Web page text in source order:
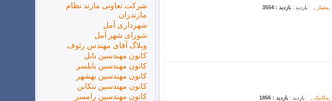
معمار بازدید : بازدید : 3554
مکانیک بازدید : بازدید : 1856
شرکت تعاونی مازند نظام
مازندران
شهرداری آمل
شورای شهر آمل
وبلاگ آقای مهندس رئوف
کانون مهندسین بابل
کانون مهندسین بابلسر
کانون مهندسین بهشهر
کانون مهندسین تنکابن
کانون مهندسین رامسر